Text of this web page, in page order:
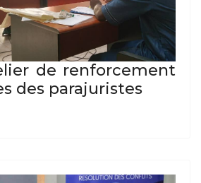
de renforcement
des parajuristes